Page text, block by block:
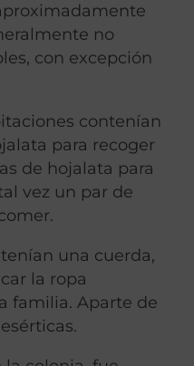
no
con excepción
contenían
para recoger
de hojalata para
vez un par de
una cuerda,
la ropa
familia. Aparte de